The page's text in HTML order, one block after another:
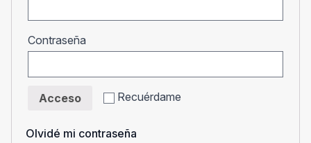
Contraseña
Recuérdame
Acceso
Olvidé mi contraseña